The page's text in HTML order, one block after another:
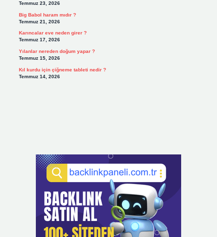
Temmuz 23, 2026
Big Babol haram mıdır ?
Temmuz 21, 2026
Karıncalar eve neden girer ?
Temmuz 17, 2026
Yılanlar nereden doğum yapar ?
Temmuz 15, 2026
Kıl kurdu için çiğneme tableti nedir ?
Temmuz 14, 2026